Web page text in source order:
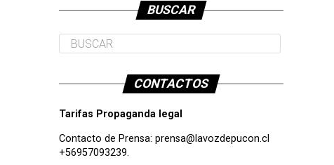
BUSCAR
CONTACTOS
Tarifas Propaganda legal
Contacto de Prensa: prensa@lavozdepucon.cl
+56957093239.